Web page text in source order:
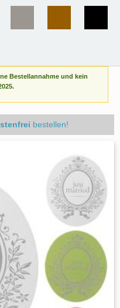
Bestellannahme und kein
bestellen!